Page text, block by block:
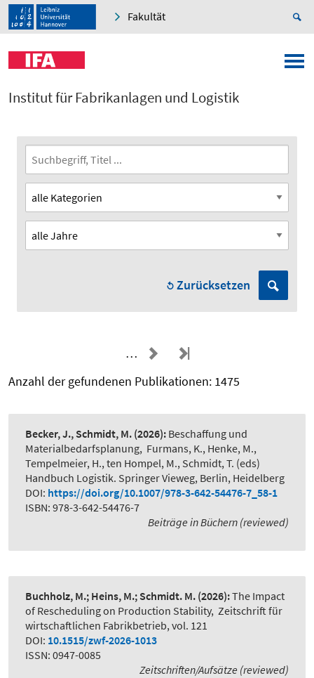
Fakultät
Institut für Fabrikanlagen und Logistik
Zurücksetzen
…
Anzahl der gefundenen Publikationen: 1475
Becker, J., Schmidt, M. (2026): Beschaffung und
Materialbedarfsplanung, Furmans, K., Henke, M.,
Tempelmeier, H., ten Hompel, M., Schmidt, T. (eds)
Handbuch Logistik. Springer Vieweg, Berlin, Heidelberg
DOI: https://doi.org/10.1007/978-3-642-54476-7_58-1
ISBN: 978-3-642-54476-7
Beiträge in Büchern (reviewed)
Buchholz, M.; Heins, M.; Schmidt. M. (2026):The Impact
of Rescheduling on Production Stability, Zeitschrift für
wirtschaftlichen Fabrikbetrieb, vol. 121
DOI: 10.1515/zwf-2026-1013
ISSN: 0947-0085
Zeitschriften/Aufsätze (reviewed)